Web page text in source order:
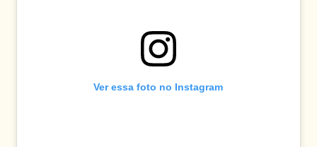
Ver essa foto no Instagram